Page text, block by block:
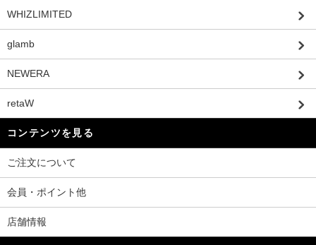
WHIZLIMITED
glamb
NEWERA
retaW
コンテンツを見る
ご注文について
会員・ポイント他
店舗情報